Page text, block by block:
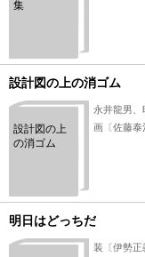
集
設計図の上の消ゴム
設計図の上
の消ゴム
永井龍男、
画〔佐藤泰
明日はどっちだ
装〔伊勢